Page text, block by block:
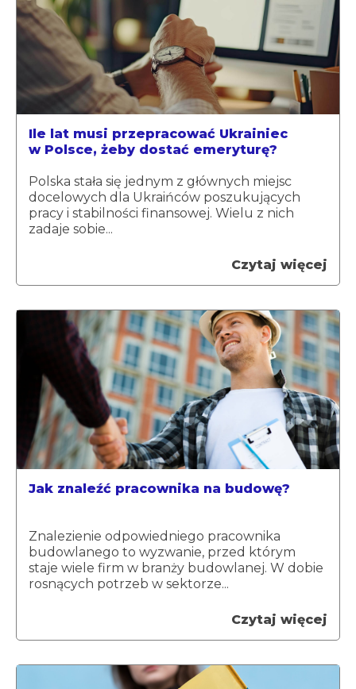
Ile lat musi przepracować Ukrainiec
w Polsce, żeby dostać emeryturę?
Polska stała się jednym z głównych miejsc
docelowych dla Ukraińców poszukujących
pracy i stabilności finansowej. Wielu z nich
zadaje sobie...
Czytaj więcej
Jak znaleźć pracownika na budowę?
Znalezienie odpowiedniego pracownika
budowlanego to wyzwanie, przed którym
staje wiele firm w branży budowlanej. W dobie
rosnących potrzeb w sektorze...
Czytaj więcej